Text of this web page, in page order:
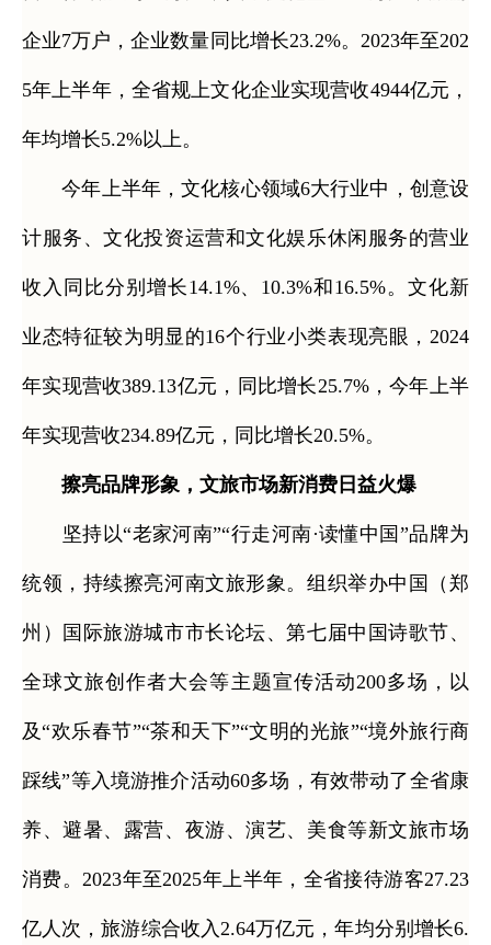
企业7万户，企业数量同比增长23.2%。2023年至202
5年上半年，全省规上文化企业实现营收4944亿元，
年均增长5.2%以上。
今年上半年，文化核心领域6大行业中，创意设
计服务、文化投资运营和文化娱乐休闲服务的营业
收入同比分别增长14.1%、10.3%和16.5%。文化新
业态特征较为明显的16个行业小类表现亮眼，2024
年实现营收389.13亿元，同比增长25.7%，今年上半
年实现营收234.89亿元，同比增长20.5%。
擦亮品牌形象，文旅市场新消费日益火爆
坚持以“老家河南”“行走河南·读懂中国”品牌为
统领，持续擦亮河南文旅形象。组织举办中国（郑
州）国际旅游城市市长论坛、第七届中国诗歌节、
全球文旅创作者大会等主题宣传活动200多场，以
及“欢乐春节”“茶和天下”“文明的光旅”“境外旅行商
踩线”等入境游推介活动60多场，有效带动了全省康
养、避暑、露营、夜游、演艺、美食等新文旅市场
消费。2023年至2025年上半年，全省接待游客27.23
亿人次，旅游综合收入2.64万亿元，年均分别增长6.